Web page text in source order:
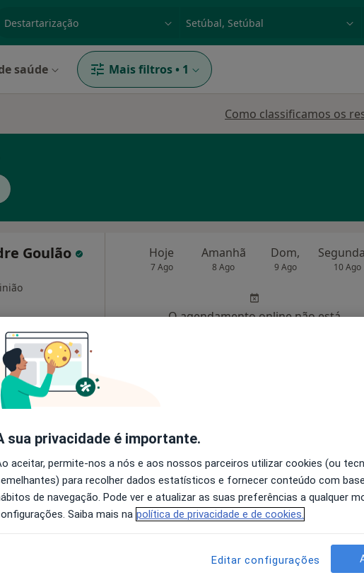
p. ex. Lisboa
saúde Mais filtros • 1
Como classificamos os
Goulão
desde 75 €
Hoje
7 Ago
Amanhã
8 Ago
Dom,
9 Ago 10 Ago
O agendamento online não está
- CMD
estético
7 Ago 8 Ago 9 Ago 10 Ago
O agendamento online não está
Mostrar perfil
sua privacidade é importante.
aceitar, permite-nos a nós e aos nossos parceiros utilizar cookies (ou
para recolher dados estatísticos e fornecer conteúdo com
de navegação. Pode ver e atualizar as suas preferências a qualquer
Saiba mais na política de privacidade e de cookies.
Editar configurações